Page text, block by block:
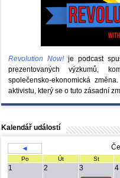
Revolution Now! je podcast
prezentovaných výzkumů,
společensko-ekonomická
aktivistu, který se o tuto zásadní
Kalendář událostí
◄
Po Út St
1 2 3 4